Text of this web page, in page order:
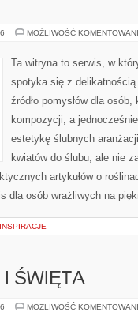
MOŻLIWOŚĆ
Ta witryna to serwis, w
spotyka się z
źródło pomysłów dla
kompozycji, a
estetykę ślubnych
kwiatów do ślubu, ale nie
artykułów o
dla osób wrażliwych na
I ŚWIĘTA
MOŻLIWOŚĆ